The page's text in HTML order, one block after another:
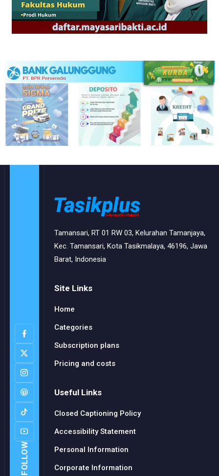
FOLLOW
Tamansari, RT 01 RW 03, Kelurahan Tamanjaya,
Kec. Tamansari, Kota Tasikmalaya, 46196, Jawa
Barat, Indonesia
Site Links
Home
Categories
Subscription plans
Pricing and costs
Useful Links
Closed Captioning Policy
Accessibility Statement
Personal Information
Corporate Information